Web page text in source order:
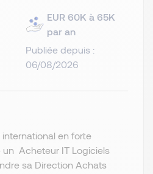
EUR 60K à 65K
par an
Publiée depuis :
06/08/2026
en forte
Acheteur IT Logiciels
sa Direction Achats